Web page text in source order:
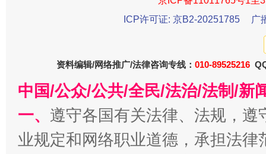
东山县通报“牛蛙产品抗生素超标问题” 法
ICP许可证: 京B2-20251785
广
资料编辑/网络推广/法律咨询专线： 010-89525216
中国/公众/公共/全民/法治/法制/新
一、 遵守各国有关法律、法规，
业规定和网络职业道德，承担法